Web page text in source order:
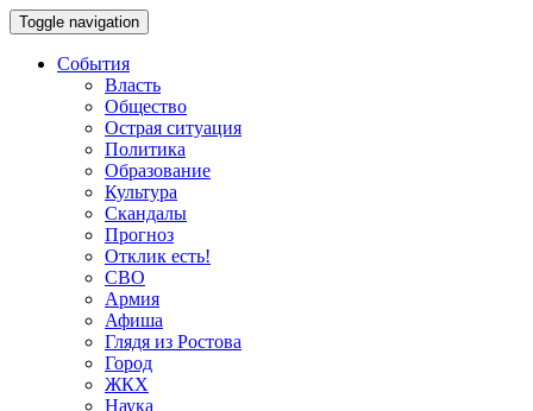
Toggle navigation
События
Власть
Общество
Острая ситуация
Политика
Образование
Культура
Скандалы
Прогноз
Отклик есть!
СВО
Армия
Афиша
Глядя из Ростова
Город
ЖКХ
Наука